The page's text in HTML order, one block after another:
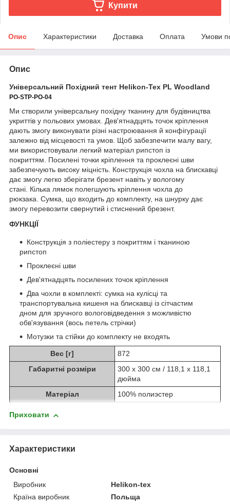
Купити
Опис Характеристики Доставка Оплата Умови
Опис
Універсальний Похідний тент Helikon-Tex PL Woodland
PO-STP-PO-04
Ми створили універсальну похідну тканину для будівництва
укриттів у польових умовах. Дев'ятнадцять точок кріплення
дають змогу виконувати різні настроювання й конфігурації
залежно від місцевості та умов. Щоб забезпечити малу вагу,
ми використовували легкий матеріал рипстоп із
покриттям. Посилені точки кріплення та проклеєні шви
забезпечують високу міцність. Конструкція чохла на блискавці
дає змогу легко зберігати брезент навіть у вологому
стані. Кілька лямок полегшують кріплення чохла до
рюкзака. Сумка, що входить до комплекту, на шнурку дає
змогу перевозити свернутий і стиснений брезент.
ФУНКЦІЇ
Конструкція з поліестеру з покриттям і тканиною
рипстоп
Проклеєні шви
Дев'ятнадцять посилених точок кріплення
Два чохли в комплекті: сумка на кулісці та
транспортувальна кишеня на блискавці із сітчастим
дном для зручного вологовідведення з можливістю
обв'язування (вось петель стрічки)
Мотузки та стійки до комплекту не входять
Вес [г]
872
Габаритні розміри
300 х 300 см / 118,1 х 118,1
дюйма
Матеріал
100% полиэстер
Приховати
Характеристики
Основні
Виробник
Helikon-tex
Країна виробник
Польща